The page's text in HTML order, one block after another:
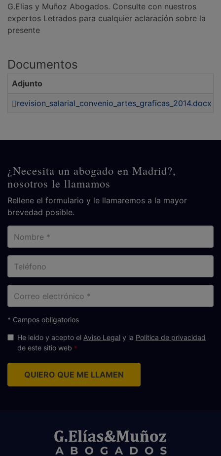
G.Elias y Muñoz Abogados. Consulte con nuestros
expertos Letrados para cualquier aclaración sobre la
presente
Documentos
Adjunto
revision_salarial_convenio_artes_graficas_2014.docx
¿Necesita un abogado en Madrid?,
nosotros le llamamos
Rellene el formulario y le llamaremos a la mayor
brevedad posible.
electrónico
* Campos obligatorios
He leído y acepto el Aviso Legal y la Política de privacidad
de este sitio web
QUIERO QUE ME LLAMEN